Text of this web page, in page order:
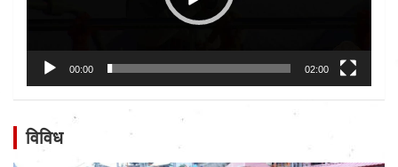
00:00 02:00
विविध